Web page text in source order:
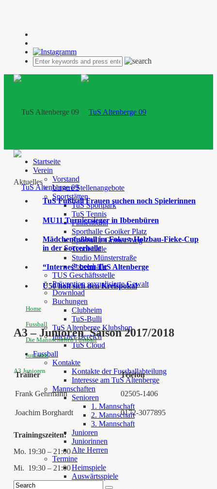
Startseite
Verein
Vorstand
Unsere Stellenangebote
Sportstätten
TuS Sportpark
TuS Tennis
Finnenbahn
Sporthalle Gooiker Platz
Sporthalle Grüner Weg
Tennishalle
Studio Münsterstraße
Soccerhalle
TUS Geschäftsstelle
Prävention sexualisierte Gewalt
Download
Buchungen
Clubheim
TuS-Bulli
TuS Altenberge Klubshop
Interner Bereich
TuS Cloud
Fussball
Kontakte
Kontakte der Fussballabteilung
Interesse am TuS Altenberge
Mannschaften
Senioren
1. Mannschaft
2. Mannschaft
3. Mannschaft
Junioren
Juniorinnen
Alte Herren
Termine
Heimspiele
Auswärtsspiele
Aktuelles
TuS Fußball Frauen suchen noch Spielerinnen
MU11 Turniersieger in Ibbenbüren
Mädchenfußball im Fokus: Holzbau-Fieke-Cup
in der Soccerhalle
“Internes” beim TuS Altenberge
Ü50 holt sich den Kreispokal
Home
Fussball
Die Mannschaften Fussball
Junioren
A3 Junioren
A3 – Junioren Saison 2017/2018
Trainer Telefon
Frank Gehrmann 02505-1406
Joachim Borghardt 0172-3077895
Trainingszeiten:
Mo. 19:30 – 21:00
Mi. 19:30 – 21:00